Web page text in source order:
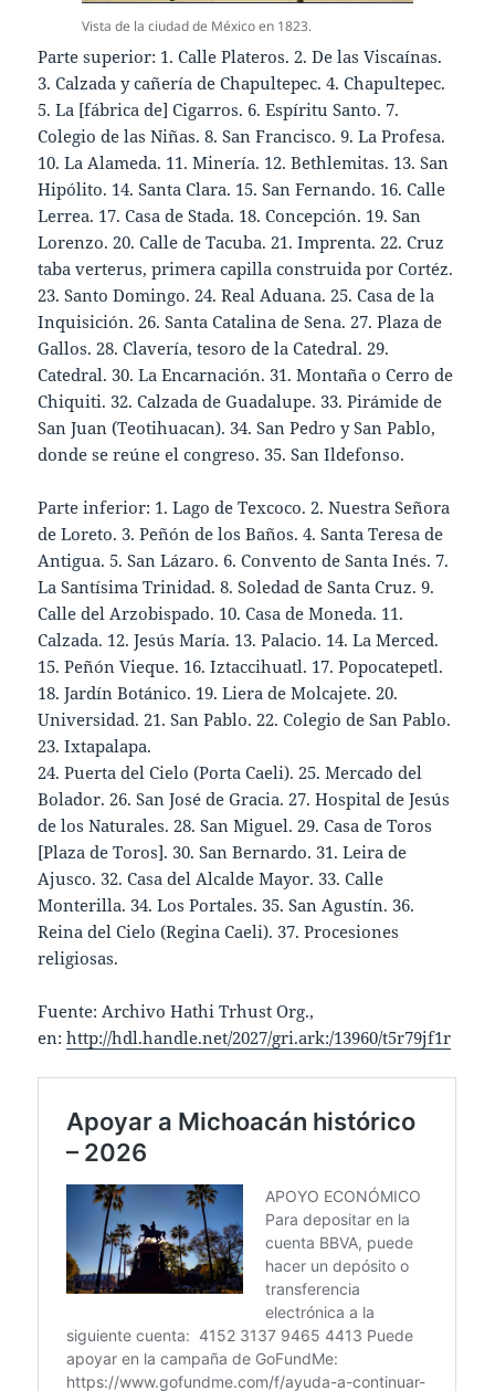
Vista de la ciudad de México en 1823.
Parte superior: 1. Calle Plateros. 2. De las Viscaínas.
3. Calzada y cañería de Chapultepec. 4. Chapultepec.
5. La [fábrica de] Cigarros. 6. Espíritu Santo. 7.
Colegio de las Niñas. 8. San Francisco. 9. La Profesa.
10. La Alameda. 11. Minería. 12. Bethlemitas. 13. San
Hipólito. 14. Santa Clara. 15. San Fernando. 16. Calle
Lerrea. 17. Casa de Stada. 18. Concepción. 19. San
Lorenzo. 20. Calle de Tacuba. 21. Imprenta. 22. Cruz
taba verterus, primera capilla construida por Cortéz.
23. Santo Domingo. 24. Real Aduana. 25. Casa de la
Inquisición. 26. Santa Catalina de Sena. 27. Plaza de
Gallos. 28. Clavería, tesoro de la Catedral. 29.
Catedral. 30. La Encarnación. 31. Montaña o Cerro de
Chiquiti. 32. Calzada de Guadalupe. 33. Pirámide de
San Juan (Teotihuacan). 34. San Pedro y San Pablo,
donde se reúne el congreso. 35. San Ildefonso.
Parte inferior: 1. Lago de Texcoco. 2. Nuestra Señora
de Loreto. 3. Peñón de los Baños. 4. Santa Teresa de
Antigua. 5. San Lázaro. 6. Convento de Santa Inés. 7.
La Santísima Trinidad. 8. Soledad de Santa Cruz. 9.
Calle del Arzobispado. 10. Casa de Moneda. 11.
Calzada. 12. Jesús María. 13. Palacio. 14. La Merced.
15. Peñón Vieque. 16. Iztaccihuatl. 17. Popocatepetl.
18. Jardín Botánico. 19. Liera de Molcajete. 20.
Universidad. 21. San Pablo. 22. Colegio de San Pablo.
23. Ixtapalapa.
24. Puerta del Cielo (Porta Caeli). 25. Mercado del
Bolador. 26. San José de Gracia. 27. Hospital de Jesús
de los Naturales. 28. San Miguel. 29. Casa de Toros
[Plaza de Toros]. 30. San Bernardo. 31. Leira de
Ajusco. 32. Casa del Alcalde Mayor. 33. Calle
Monterilla. 34. Los Portales. 35. San Agustín. 36.
Reina del Cielo (Regina Caeli). 37. Procesiones
religiosas.
Fuente: Archivo Hathi Trhust Org.,
en:http://hdl.handle.net/2027/gri.ark:/13960/t5r79jf1r